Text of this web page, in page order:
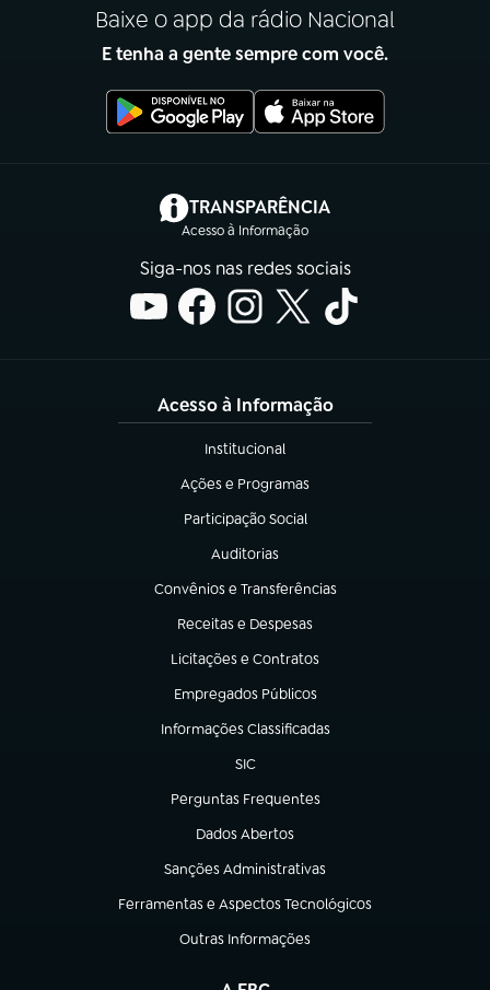
Baixe o app da rádio Nacional
E tenha a gente sempre com você.
TRANSPARÊNCIA
Acesso à Informação
(abre em nova aba)
Siga-nos nas redes sociais
Acesso à Informação
Institucional
(abre em nova aba)
Ações e Programas
(abre em nova aba)
Participação Social
(abre em nova aba)
Auditorias
(abre em nova aba)
Convênios e Transferências
(abre em nova aba)
Receitas e Despesas
(abre em nova aba)
Licitações e Contratos
(abre em nova aba)
Empregados Públicos
(abre em nova aba)
Informações Classificadas
(abre em nova aba)
SIC
(abre em nova aba)
Perguntas Frequentes
(abre em nova aba)
Dados Abertos
(abre em nova aba)
Sanções Administrativas
(abre em nova aba)
Ferramentas e Aspectos Tecnológicos
(abre em nova aba)
Outras Informações
(abre em nova aba)